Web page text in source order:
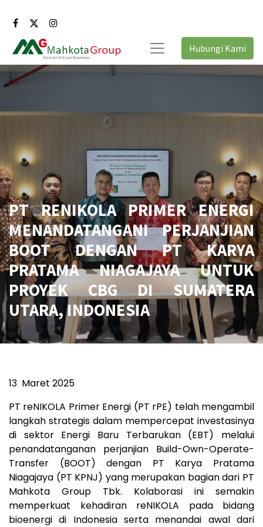
Hubungi Kami
PT RENIKOLA PRIMER ENERGI
MENANDATANGANI PERJANJIAN
BOOT DENGAN PT KARYA
PRATAMA NIAGAJAYA UNTUK
PROYEK CBG DI SUMATERA
UTARA, INDONESIA
13 Maret 2025
PT reNIKOLA Primer Energi (PT rPE) telah mengambil
langkah strategis dalam mempercepat investasinya
di sektor Energi Baru Terbarukan (EBT) melalui
penandatanganan perjanjian Build-Own-Operate-
Transfer (BOOT) dengan PT Karya Pratama
Niagajaya (PT KPNJ) yang merupakan bagian dari PT
Mahkota Group Tbk. Kolaborasi ini semakin
memperkuat kehadiran reNIKOLA pada bidang
bioenergi di Indonesia serta menandai awal dari